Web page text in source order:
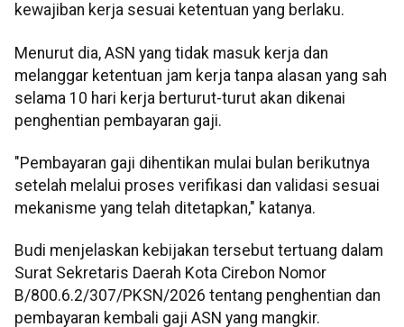
kewajiban kerja sesuai ketentuan yang berlaku.
Menurut dia, ASN yang tidak masuk kerja dan
melanggar ketentuan jam kerja tanpa alasan yang sah
selama 10 hari kerja berturut-turut akan dikenai
penghentian pembayaran gaji.
"Pembayaran gaji dihentikan mulai bulan berikutnya
setelah melalui proses verifikasi dan validasi sesuai
mekanisme yang telah ditetapkan," katanya.
Budi menjelaskan kebijakan tersebut tertuang dalam
Surat Sekretaris Daerah Kota Cirebon Nomor
B/800.6.2/307/PKSN/2026 tentang penghentian dan
pembayaran kembali gaji ASN yang mangkir.